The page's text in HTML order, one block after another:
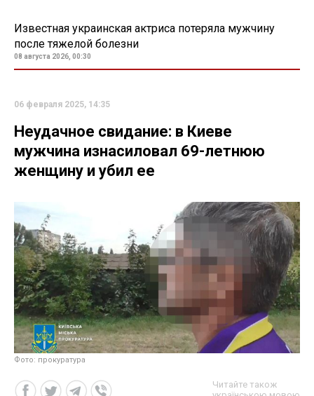
Известная украинская актриса потеряла мужчину
после тяжелой болезни
08 августа 2026, 00:30
06 февраля 2025, 14:35
Неудачное свидание: в Киеве
мужчина изнасиловал 69-летнюю
женщину и убил ее
Фото: прокуратура
Читайте також